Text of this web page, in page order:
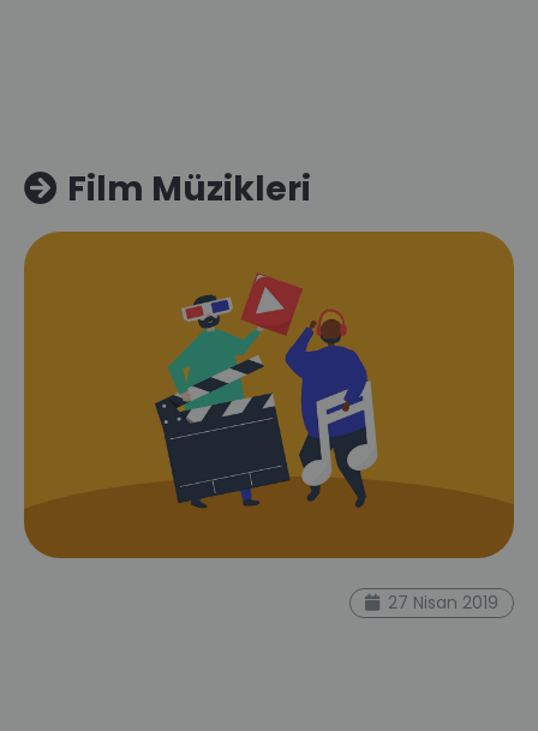
Film Müzikleri
27 Nisan 2019